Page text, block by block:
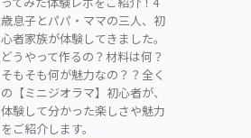
歳息子とパパ・ママの三人、初
心者家族が体験してきました。
どうやって作るの？材料は何？
そもそも何が魅力なの？？全く
の【ミニジオラマ】初心者が、
体験して分かった楽しさや魅力
をご紹介します。